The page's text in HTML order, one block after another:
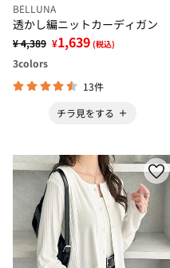
BELLUNA
透かし編ニットカーディガン
¥ 4,389 ¥1,639 (税込)
3colors
13件
チラ見をする